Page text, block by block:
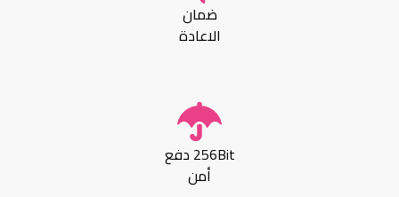
ضمان
الاعادة
256Bit دفع
أمن